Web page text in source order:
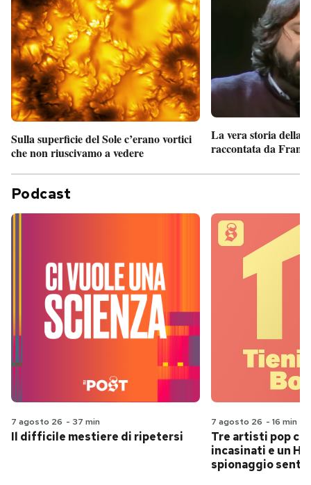
Sulla superficie del Sole c’erano vortici
che non riuscivamo a vedere
La vera storia della
raccontata da
Podcast
7 agosto 26 - 37 min
Il difficile mestiere di ripetersi
7 agosto 26 - 16 min
Tre artisti pop
incasinati e un
spionaggio